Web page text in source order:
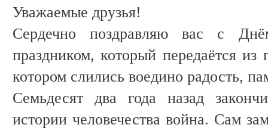
Уважаемые друзья!
Сердечно поздравляю вас с
праздником, который передаётся из
котором слились воедино радость,
Семьдесят два года назад
истории человечества война. Сам